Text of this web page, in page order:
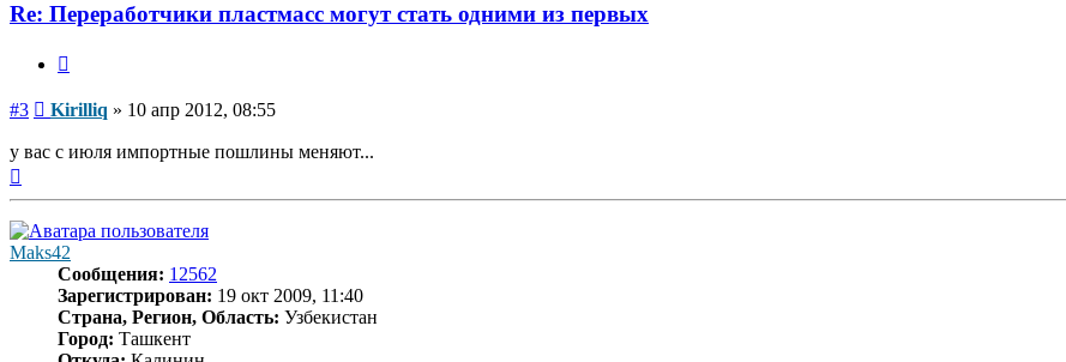
Re: Переработчики пластмасс могут стать одними из первых
#3 Сообщение
Kirilliq » 10 апр 2012, 08:55
у вас с июля импортные пошлины меняют...
Maks42
Сообщения: 12562
Зарегистрирован: 19 окт 2009, 11:40
Страна, Регион, Область: Узбекистан
Город: Ташкент